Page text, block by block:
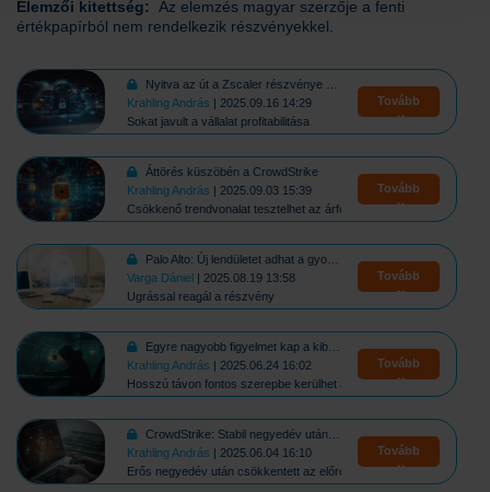
Elemzői kitettség:
Az elemzés magyar szerzője a fenti
értékpapírból nem rendelkezik részvényekkel.
Nyitva az út a Zscaler részvénye előtt
Krahling András | 2025.09.16 14:29
Sokat javult a vállalat profitabilitása
Tovább
Áttörés küszöbén a CrowdStrike
Krahling András | 2025.09.03 15:39
Csökkenő trendvonalat tesztelhet az árfolyam
Tovább
Palo Alto: Új lendületet adhat a gyorsjelentés
Varga Dániel | 2025.08.19 13:58
Ugrással reagál a részvény
Tovább
Egyre nagyobb figyelmet kap a kiberbiztonság
Krahling András | 2025.06.24 16:02
Hosszú távon fontos szerepbe kerülhet a kiberbiztonsági szektor
Tovább
CrowdStrike: Stabil negyedév után visszafogott kilátások
Krahling András | 2025.06.04 16:10
Erős negyedév után csökkentett az előrejelzésein a vezetőség
Tovább